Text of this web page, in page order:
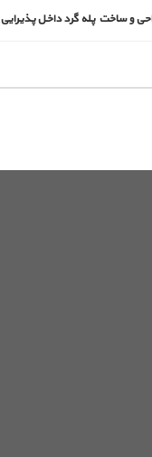
و ساخت پله گرد داخل پذیرایی